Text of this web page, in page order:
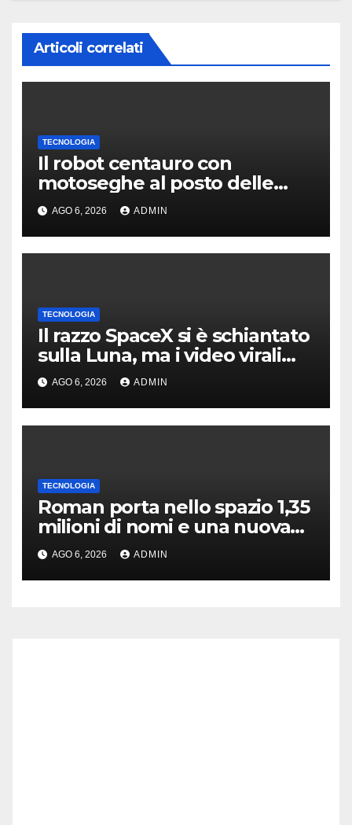
Articoli correlati
TECNOLOGIA
Il robot centauro con
motoseghe al posto delle
mani è pronto per le missioni
impossibili
AGO 6, 2026 ADMIN
TECNOLOGIA
Il razzo SpaceX si è schiantato
sulla Luna, ma i video virali
erano quasi tutti falsi
AGO 6, 2026 ADMIN
TECNOLOGIA
Roman porta nello spazio 1,35
milioni di nomi e una nuova
astronomia
AGO 6, 2026 ADMIN